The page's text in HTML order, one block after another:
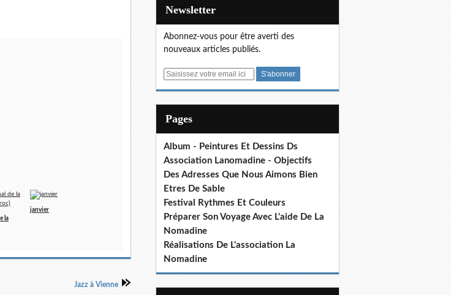
la
janvier
Jazz à Vienne
Newsletter
Abonnez-vous pour être averti des
nouveaux articles publiés.
E
Pages
Album - Peintures Et Dessins Ds
Association Lanomadine - Objectifs
Des Adresses Que Nous Aimons Bien
Etres De Sable
Festival Rythmes Et Couleurs
Préparer Son Voyage Avec L'aide De La
Nomadine
Réalisations De L'association La
Nomadine